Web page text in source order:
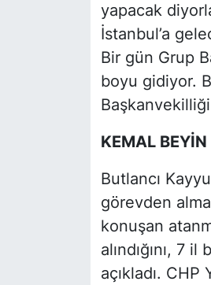
yapacak
İstanbul’a
Bir gün Grup
boyu gidiyor.
KEMAL
Butlancı
görevden
konuşan
alındığını, 7
açıkladı.